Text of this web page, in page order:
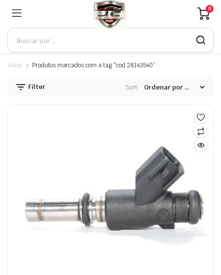
0
Início Produtos marcados com a tag “cod 28143540”
Filter Sort: